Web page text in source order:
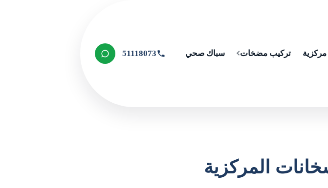
تركيب مضخات سباك صحي 51118073
المركزية